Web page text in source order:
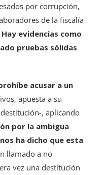
por corrupción,
de la fiscalía
Hay evidencias como
pruebas sólidas
acusar a un
apuesta a su
, aplicando
por la ambigua
ha dicho que esta
llamado a no
vez una destitución